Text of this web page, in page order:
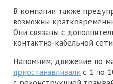
В компании также
возможны
Они связаны с
контактно-кабельной сети.
Напомним, движение по
приостанавливали с 1 по